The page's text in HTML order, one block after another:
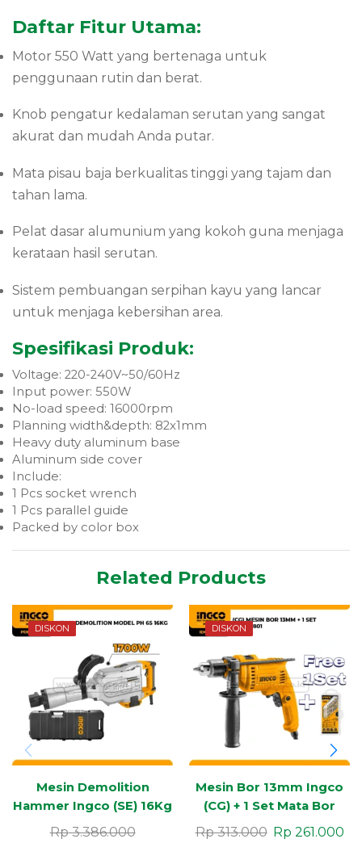
Daftar Fitur Utama:
Motor 550 Watt yang bertenaga untuk
penggunaan rutin dan berat.
Knob pengatur kedalaman serutan yang sangat
akurat dan mudah Anda putar.
Mata pisau baja berkualitas tinggi yang tajam dan
tahan lama.
Pelat dasar alumunium yang kokoh guna menjaga
kerataan hasil serutan.
Sistem pembuangan serpihan kayu yang lancar
untuk menjaga kebersihan area.
Spesifikasi Produk:
Voltage: 220-240V~50/60Hz
Input power: 550W
No-load speed: 16000rpm
Planning width&depth: 82x1mm
Heavy duty aluminum base
Aluminum side cover
Include:
1 Pcs socket wrench
1 Pcs parallel guide
Packed by color box
Related Products
DISKON
Mesin Demolition
Hammer Ingco (SE) 16Kg
PH65
Rp3.386.000
DISKON
Mesin Bor 13mm Ingco
(CG) + 1 Set Mata Bor
AKDB0801
Rp313.000 Rp 261.000